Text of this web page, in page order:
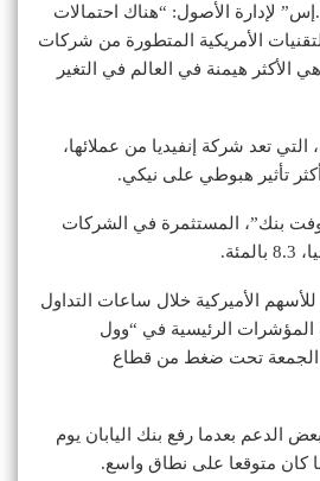
لإدارة الأصول: “هناك احتمالات
الأمريكية المتطورة من شركات
الأكثر هيمنة في العالم في التغير
تعد شركة إنفيديا من عملائها،
بنك”، المستثمرة في الشركات
الأميركية خلال ساعات التداول
المؤشرات الرئيسية في “وول
الجمعة تحت ضغط من قطاع
الدعم بعدما رفع بنك اليابان يوم
كان متوقعا على نطاق واسع.